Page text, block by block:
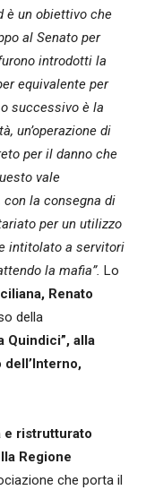
è un obiettivo che
al Senato per
introdotti la
equivalente per
successivo è la
un’operazione di
per il danno che
vale
la consegna di
per un utilizzo
intitolato a servitori
la mafia”. Lo
Renato
della
Quindici”, alla
e ristrutturato
Regione
che porta il